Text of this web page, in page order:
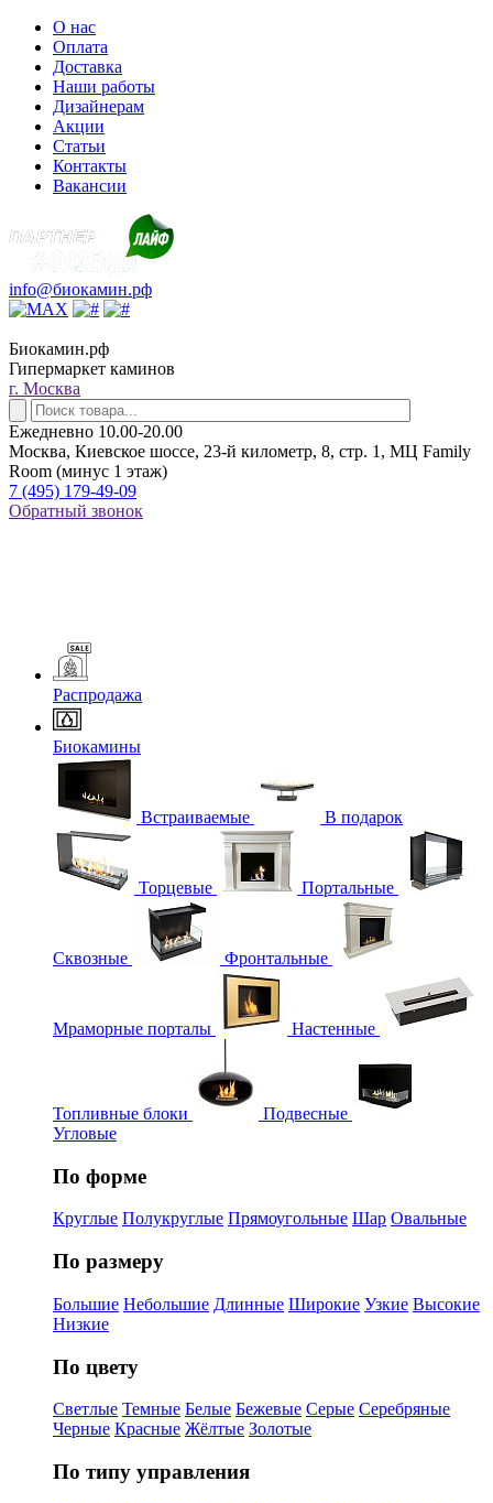
О нас
Оплата
Доставка
Наши работы
Дизайнерам
Акции
Статьи
Контакты
Вакансии
info@биокамин.рф
Биокамин.рф
Гипермаркет каминов
г. Москва
Ежедневно 10.00-20.00
Москва, Киевское шоссе, 23-й километр, 8, стр. 1, МЦ Family
Room (минус 1 этаж)
7 (495) 179-49-09
Обратный звонок
Распродажа
Биокамины
Встраиваемые В подарок
Торцевые Портальные
Сквозные Фронтальные
Мраморные порталы Настенные
Топливные блоки
Подвесные
Угловые
По форме
Круглые Полукруглые Прямоугольные Шар Овальные
По размеру
Большие Небольшие Длинные Широкие Узкие Высокие
Низкие
По цвету
Светлые Темные Белые Бежевые Серые Серебряные
Черные Красные Жёлтые Золотые
По типу управления